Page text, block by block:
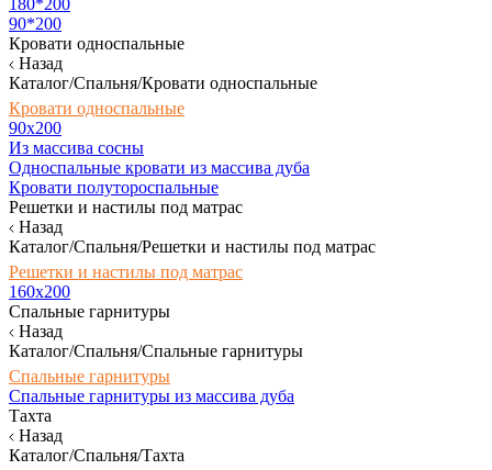
180*200
90*200
Кровати односпальные
Назад
Каталог/Спальня/Кровати односпальные
Кровати односпальные
90х200
Из массива сосны
Односпальные кровати из массива дуба
Кровати полутороспальные
Решетки и настилы под матрас
Назад
Каталог/Спальня/Решетки и настилы под матрас
Решетки и настилы под матрас
160х200
Спальные гарнитуры
Назад
Каталог/Спальня/Спальные гарнитуры
Спальные гарнитуры
Спальные гарнитуры из массива дуба
Тахта
Назад
Каталог/Спальня/Тахта